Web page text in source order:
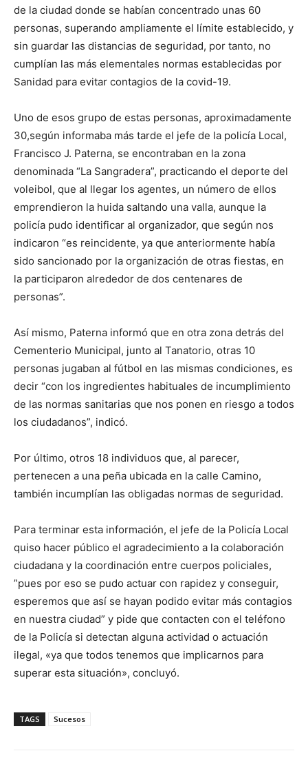
de la ciudad donde se habían concentrado unas 60
personas, superando ampliamente el límite establecido, y
sin guardar las distancias de seguridad, por tanto, no
cumplían las más elementales normas establecidas por
Sanidad para evitar contagios de la covid-19.
Uno de esos grupo de estas personas, aproximadamente
30,según informaba más tarde el jefe de la policía Local,
Francisco J. Paterna, se encontraban en la zona
denominada “La Sangradera”, practicando el deporte del
voleibol, que al llegar los agentes, un número de ellos
emprendieron la huida saltando una valla, aunque la
policía pudo identificar al organizador, que según nos
indicaron “es reincidente, ya que anteriormente había
sido sancionado por la organización de otras fiestas, en
la participaron alrededor de dos centenares de
personas”.
Así mismo, Paterna informó que en otra zona detrás del
Cementerio Municipal, junto al Tanatorio, otras 10
personas jugaban al fútbol en las mismas condiciones, es
decir “con los ingredientes habituales de incumplimiento
de las normas sanitarias que nos ponen en riesgo a todos
los ciudadanos”, indicó.
Por último, otros 18 individuos que, al parecer,
pertenecen a una peña ubicada en la calle Camino,
también incumplían las obligadas normas de seguridad.
Para terminar esta información, el jefe de la Policía Local
quiso hacer público el agradecimiento a la colaboración
ciudadana y la coordinación entre cuerpos policiales,
”pues por eso se pudo actuar con rapidez y conseguir,
esperemos que así se hayan podido evitar más contagios
en nuestra ciudad” y pide que contacten con el teléfono
de la Policía si detectan alguna actividad o actuación
ilegal, «ya que todos tenemos que implicarnos para
superar esta situación», concluyó.
TAGS Sucesos